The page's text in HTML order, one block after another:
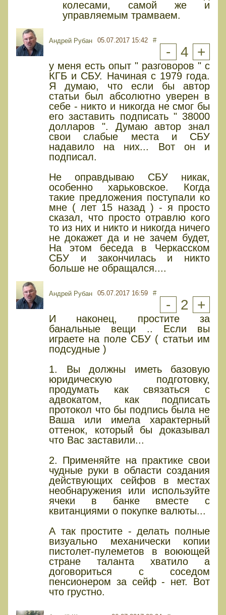
колесами, самой же и
управляемым трамваем.
Андрей Рубан 05.07.2017 15:42 #
- 4 +
у меня есть опыт " разговоров " с
КГБ и СБУ. Начиная с 1979 года.
Я думаю, что если бы автор
статьи был абсолютно уверен в
себе - никто и никогда не смог бы
его заставить подписать " 38000
долларов ". Думаю автор знал
свои слабые места и СБУ
надавило на них... Вот он и
подписал.
Не оправдываю СБУ никак,
особенно харьковское. Когда
такие предложения поступали ко
мне ( лет 15 назад ) - я просто
сказал, что просто отравлю кого
то из них и никто и никогда ничего
не докажет да и не зачем будет,
На этом беседа в Черкасском
СБУ и закончилась и никто
больше не обращался....
Андрей Рубан 05.07.2017 16:59 #
- 2 +
И наконец, простите за
банальные вещи .. Если вы
играете на поле СБУ ( статьи им
подсудные )
1. Вы должны иметь базовую
юридическую подготовку,
продумать как связаться с
адвокатом, как подписать
протокол что бы подпись была не
Ваша или имела характерный
оттенок, который бы доказывал
что Вас заставили...
2. Применяйте на практике свои
чудные руки в области создания
действующих сейфов в местах
необнаружения или используйте
ячеки в банке вместе с
квитанциями о покупке валюты...
А так простите - делать полные
визуально механически копии
пистолет-пулеметов в воюющей
стране таланта хватило а
договориться с соседом
пенсионером за сейф - нет. Вот
что грустно.